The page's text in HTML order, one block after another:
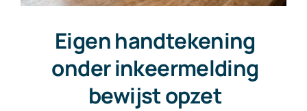
Eigen handtekening
onder inkeermelding
bewijst opzet